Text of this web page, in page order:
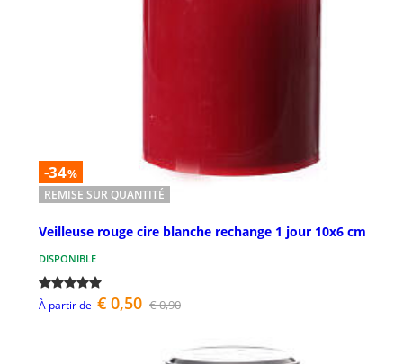
-34%
REMISE SUR QUANTITÉ
Veilleuse rouge cire blanche rechange 1 jour 10x6 cm
DISPONIBLE
À partir de € 0,50 € 0,90